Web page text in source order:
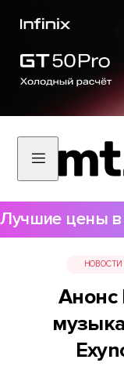
Лучшие цены
НОВОСТИ
Анонс